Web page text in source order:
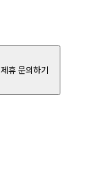
제휴 문의하기